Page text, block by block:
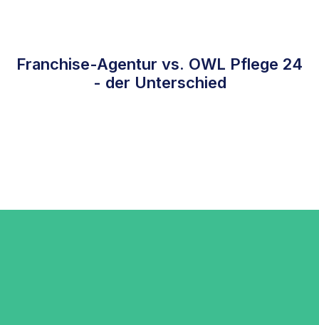
Franchise-Agentur vs. OWL Pflege 24
- der Unterschied